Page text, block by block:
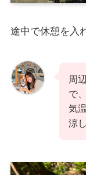
途中で休憩を入
周
で
気
涼